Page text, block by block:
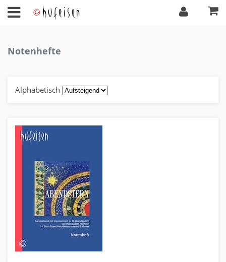
Notenhefte
Alphabetisch